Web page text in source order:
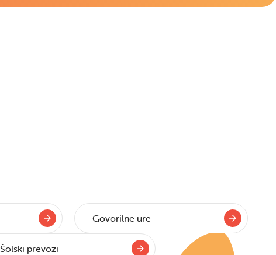
Govorilne ure
Šolski prevozi